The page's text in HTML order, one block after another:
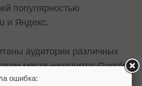
популярностью
и Яндекс.
аудитории различных
месте находится Google
сам сайт Google.com и .ru,
ошибка: